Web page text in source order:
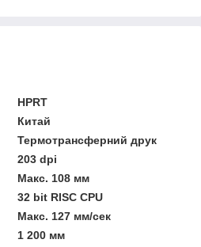
HPRT
Китай
Термотрансферний друк
203 dpi
Макс. 108 мм
32 bit RISC CPU
Макс. 127 мм/сек
1 200 мм